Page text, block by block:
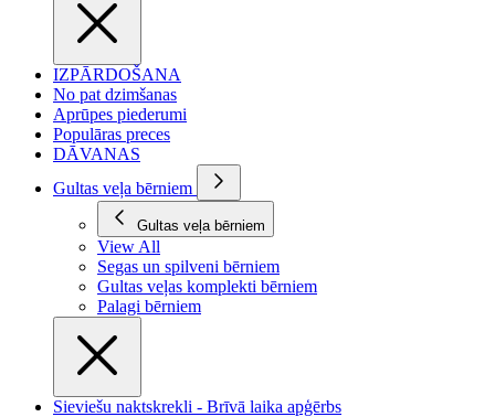
IZPĀRDOŠANA
No pat dzimšanas
Aprūpes piederumi
Populāras preces
DĀVANAS
Gultas veļa bērniem
Gultas veļa bērniem
View All
Segas un spilveni bērniem
Gultas veļas komplekti bērniem
Palagi bērniem
Sieviešu naktskrekli - Brīvā laika apģērbs